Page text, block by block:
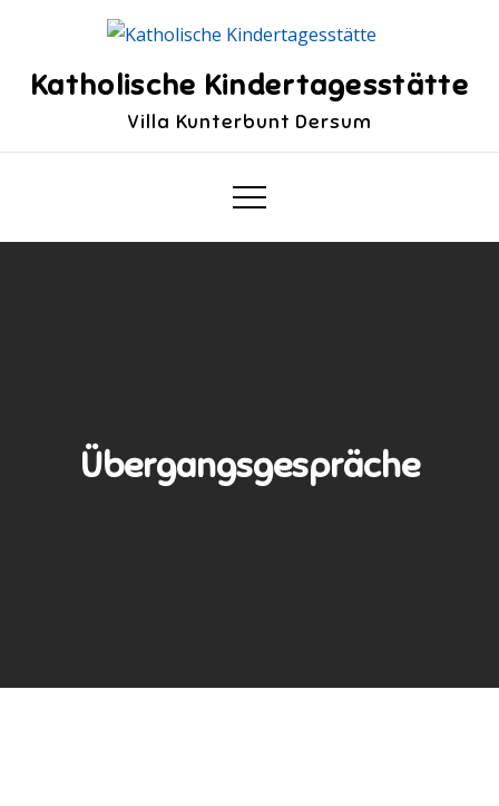
contentKatholische Kindertagesstätte
Villa Kunterbunt Dersum
Übergangsgespräche